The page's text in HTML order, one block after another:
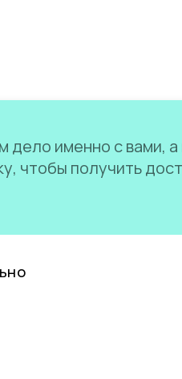
именно с вами, а
чтобы получить